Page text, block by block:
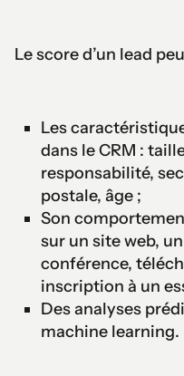
Le score d’un lead
Les
dans le CRM :
responsabilité,
postale, âge ;
Son
sur un site web,
conférence,
inscription à un
Des analyses
machine learning.